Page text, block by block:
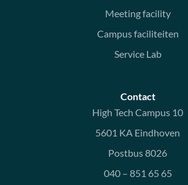
Meeting facility
Campus faciliteiten
Service Lab
Contact
High Tech Campus 10
5601 KA Eindhoven
Postbus 8026
040 – 851 65 65